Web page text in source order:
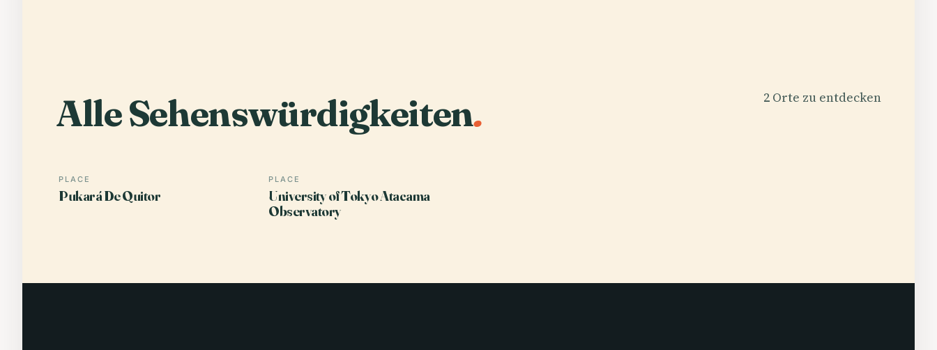
Alle Sehenswürdigkeiten. 2 Orte zu entdecken
PLACE
Pukará De Quitor
PLACE
University of Tokyo Atacama
Observatory